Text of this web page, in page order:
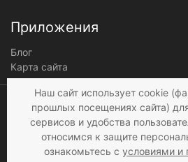
Приложения
Блог
Карта сайта
Мы
Наш сайт использует cookie
прошлых посещениях сайта)
сервисов и удобства
относимся к защите
ознакомьтесь с условиями и